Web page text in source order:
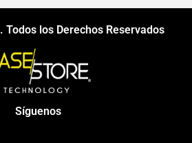
. Todos los Derechos Reservados
Síguenos